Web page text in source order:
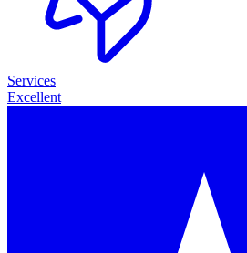
Services
Excellent